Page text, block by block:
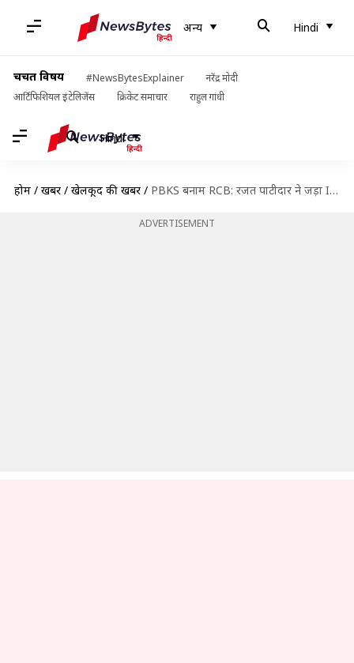
अन्य Hindi
चर्चित विषय #NewsBytesExplainer
नरेंद्र मोदी
आर्टिफिशियल इंटेलिजेंस
क्रिकेट समाचार राहुल गांधी
Hindi
होम / खबरें / खेलकूद की खबरें / PBKS बनाम RCB: रजत पाटीदार ने जड़ा IPL 2024 में अपना चौथा अर्धशतक, जानिए आंकड़े
ADVERTISEMENT